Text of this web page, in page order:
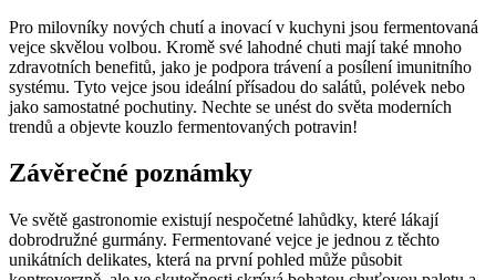
Pro milovníky nových chutí a inovací v kuchyni jsou fermentovaná
vejce skvělou volbou. Kromě své lahodné chuti mají také mnoho
zdravotních benefitů, jako je podpora trávení a posílení imunitního
systému. Tyto vejce jsou ideální přísadou do salátů, polévek nebo
jako samostatné pochutiny. Nechte se unést do světa moderních
trendů a objevte kouzlo fermentovaných potravin!
Závěrečné poznámky
Ve světě gastronomie existují nespočetné lahůdky, které lákají
dobrodružné gurmány. Fermentované vejce je jednou z těchto
unikátních delikates, která na první pohled může působit